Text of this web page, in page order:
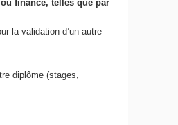
finance, telles que par
la validation d’un autre
diplôme (stages,